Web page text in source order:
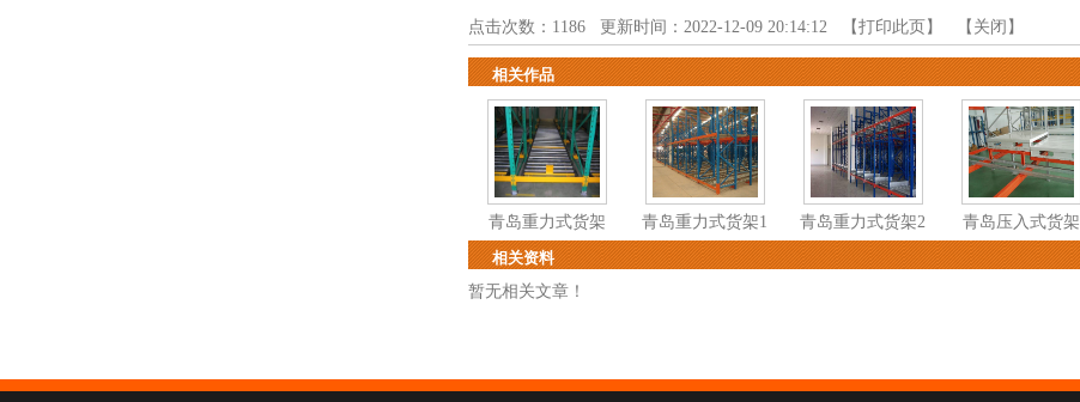
点击次数： 1186更新时间：2022-12-09 20:14:12 【 打印此页 】 【 关闭 】
相关作品
青岛重力式货架 青岛重力式货架1 青岛重力式货架2 青岛压入式货架
相关资料
暂无相关文章！